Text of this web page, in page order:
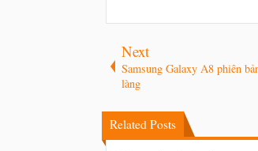
Next
Samsung Galaxy A8 phiên
làng
Related Posts